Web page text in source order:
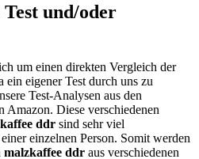
und/oder
um einen direkten Vergleich der
ein eigener Test durch uns zu
Test-Analysen aus den
Diese verschiedenen
ddr sind sehr viel
einzelnen Person. Somit werden
malzkaffee ddr aus verschiedenen